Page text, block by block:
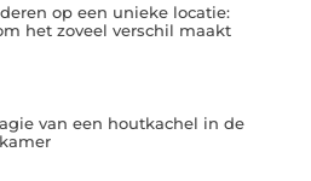
op een unieke locatie:
het zoveel verschil maakt
van een houtkachel in de